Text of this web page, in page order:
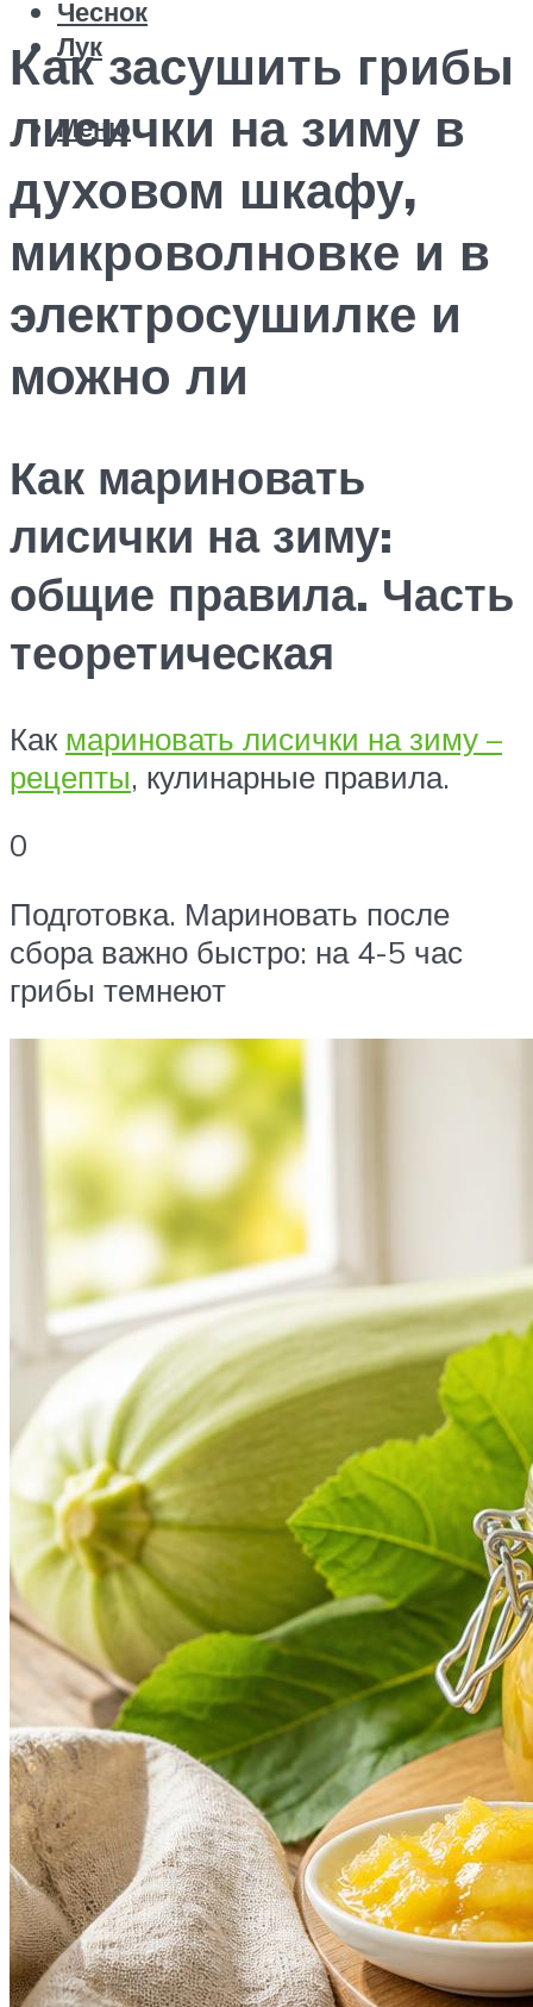
Чеснок
Лук
Меню
Как засушить грибы
лисички на зиму в
духовом шкафу,
микроволновке и в
электросушилке и
можно ли
Как мариновать
лисички на зиму:
общие правила. Часть
теоретическая
Как мариновать лисички на зиму –
рецепты, кулинарные правила.
0
Подготовка. Мариновать после
сбора важно быстро: на 4-5 час
грибы темнеют